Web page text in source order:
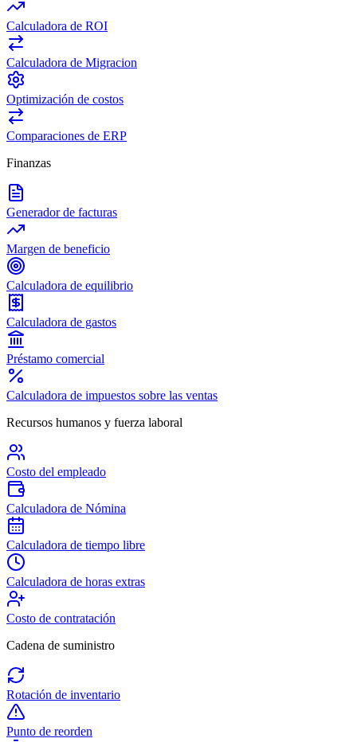
Calculadora de ROI
Calculadora de Migracion
Optimización de costos
Comparaciones de ERP
Finanzas
Generador de facturas
Margen de beneficio
Calculadora de equilibrio
Calculadora de gastos
Préstamo comercial
Calculadora de impuestos sobre las ventas
Recursos humanos y fuerza laboral
Costo del empleado
Calculadora de Nómina
Calculadora de tiempo libre
Calculadora de horas extras
Costo de contratación
Cadena de suministro
Rotación de inventario
Punto de reorden